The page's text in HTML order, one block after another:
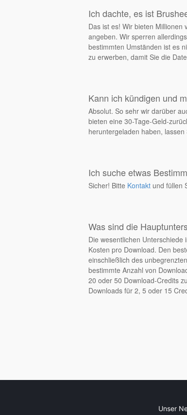
Ich dachte, es ist
Das ist es! Wir bieten Millionen
angeben. Wir sperren
bestimmten Umständen ist es
zu erwerben, damit Sie die
Kann ich kündigen und
Absolut. So sehr wir darüber
bieten eine 30-Tage-Geld-
heruntergeladen haben,
Ich suche etwas
Sicher! Bitte Kontakt und füllen
Was sind die
Die wesentlichen
Kosten pro Download. Den
einschließlich des
bestimmte Anzahl von
20 oder 50 Download-Credits
Downloads für 2, 5 oder 15
Unser